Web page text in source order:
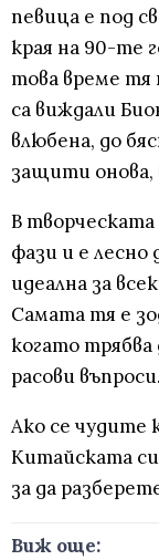
певица е под
края на 90-те
това време тя
са виждали
влюбена, до
защити онова,
В
фази и е лесно
идеална за
Самата тя е
когато трябва
расови въпроси.
Ако се чудите
Китайската
за да
Виж още: